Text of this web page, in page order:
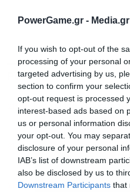
PowerGame.gr - Media.gr
If you wish to opt-out of the
processing of your personal
targeted advertising by us,
section to confirm your
opt-out request is processed
interest-based ads based on
us or personal information
your opt-out. You may
disclosure of your personal
IAB’s list of downstream
also be disclosed by us to
Downstream Participants that
ΡΟΗ ΕΙΔΗΣΕΩΝ
21:48
Ιράν: Προωθεί
Ισραήλ στα Στενά του
21:35
Πετρέλαιο: Άνοδος
στο Ορμούζ – Πάνω
21:29 Συναγερμός στη